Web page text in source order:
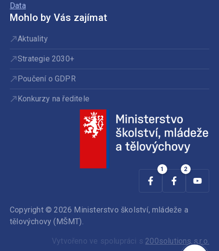
Data
Mohlo by Vás zajímat
Aktuality
Strategie 2030+
Poučení o GDPR
Konkurzy na ředitele
Copyright © 2026 Ministerstvo školství, mládeže a
tělovýchovy (MŠMT).
Vytvořeno ve spolupráci s 200solutions s.r.o.